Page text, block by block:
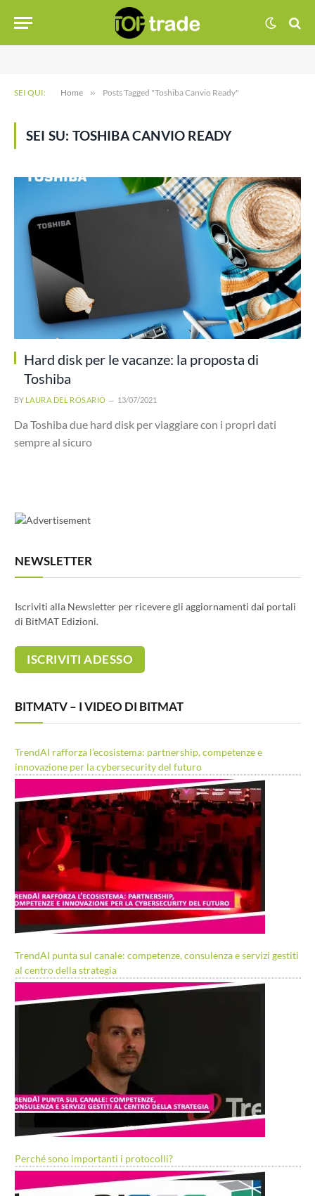
SEI QUI: Home » Posts Tagged "Toshiba Canvio Ready"
SEI SU: TOSHIBA CANVIO READY
Hard disk per le vacanze: la proposta di
Toshiba
BY LAURA DEL ROSARIO 13/07/2021
Da Toshiba due hard disk per viaggiare con i propri dati
sempre al sicuro
NEWSLETTER
Iscriviti alla Newsletter per ricevere gli aggiornamenti dai portali
di BitMAT Edizioni.
BITMATV – I VIDEO DI BITMAT
TrendAI rafforza l’ecosistema: partnership, competenze e
innovazione per la cybersecurity del futuro
TrendAI punta sul canale: competenze, consulenza e servizi gestiti
al centro della strategia
Perché sono importanti i protocolli?